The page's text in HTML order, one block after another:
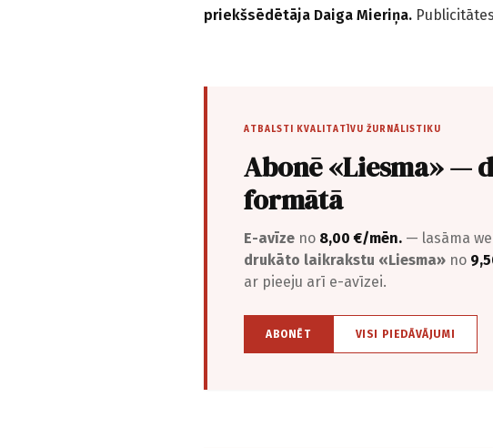
priekšsēdētāja Daiga Mieriņa.
ATBALSTI KVALITATĪVU ŽURNĀLISTIKU
Abonē «Liesma» —
formātā
E-avīze no 8,00 €/mēn. — lasāma
drukāto laikrakstu «Liesma» no
ar pieeju arī e-avīzei.
ABONĒT VISI PIEDĀVĀJUMI